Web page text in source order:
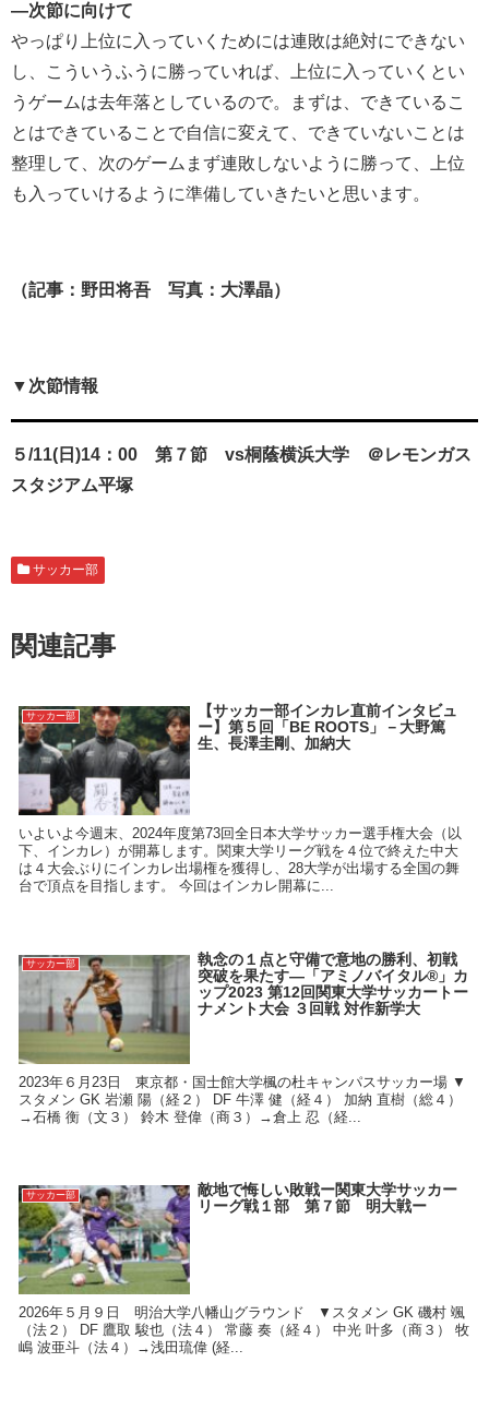
―次節に向けて
やっぱり上位に入っていくためには連敗は絶対にできない
し、こういうふうに勝っていれば、上位に入っていくとい
うゲームは去年落としているので。まずは、できているこ
とはできていることで自信に変えて、できていないことは
整理して、次のゲームまず連敗しないように勝って、上位
も入っていけるように準備していきたいと思います。
（記事：野田将吾 写真：大澤晶）
▼次節情報
５/11(日)14：00 第７節 vs桐蔭横浜大学 ＠レモンガス
スタジアム平塚
サッカー部
関連記事
サッカー部
【サッカー部インカレ直前インタビュ
ー】第５回「BE ROOTS」－大野篤
生、長澤圭剛、加納大
いよいよ今週末、2024年度第73回全日本大学サッカー選手権大会（以
下、インカレ）が開幕します。関東大学リーグ戦を４位で終えた中大
は４大会ぶりにインカレ出場権を獲得し、28大学が出場する全国の舞
台で頂点を目指します。 今回はインカレ開幕に...
サッカー部
執念の１点と守備で意地の勝利、初戦
突破を果たす―「アミノバイタル®」カ
ップ2023 第12回関東大学サッカートー
ナメント大会 ３回戦 対作新学大
2023年６月23日 東京都・国士館大学楓の杜キャンパスサッカー場 ▼
スタメン GK 岩瀬 陽（経２） DF 牛澤 健（経４） 加納 直樹（総４）
→石橋 衡（文３） 鈴木 登偉（商３）→倉上 忍（経...
サッカー部
敵地で悔しい敗戦ー関東大学サッカー
リーグ戦１部 第７節 明大戦ー
2026年５月９日 明治大学八幡山グラウンド ▼スタメン GK 磯村 颯
（法２） DF 鷹取 駿也（法４） 常藤 奏（経４） 中光 叶多（商３） 牧
嶋 波亜斗（法４）→浅田琉偉 (経...